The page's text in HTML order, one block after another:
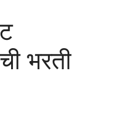
भरती